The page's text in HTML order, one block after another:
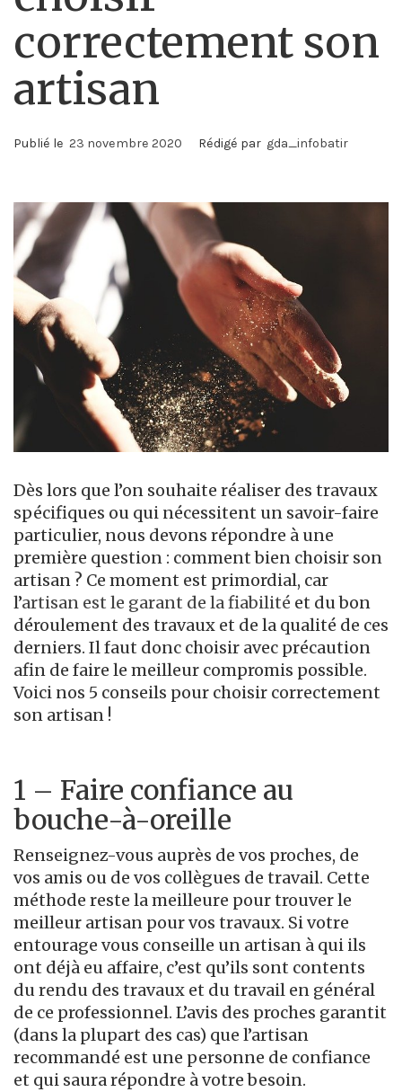
correctement son
artisan
Publié le 23 novembre 2020 Rédigé par gda_infobatir
Dès lors que l’on souhaite réaliser des travaux
spécifiques ou qui nécessitent un savoir-faire
particulier, nous devons répondre à une
première question : comment bien choisir son
artisan ? Ce moment est primordial, car
l’artisan est le garant de la fiabilité et du bon
déroulement des travaux et de la qualité de ces
derniers. Il faut donc choisir avec précaution
afin de faire le meilleur compromis possible.
Voici nos 5 conseils pour choisir correctement
son artisan !
1 – Faire confiance au
bouche-à-oreille
Renseignez-vous auprès de vos proches, de
vos amis ou de vos collègues de travail. Cette
méthode reste la meilleure pour trouver le
meilleur artisan pour vos travaux. Si votre
entourage vous conseille un artisan à qui ils
ont déjà eu affaire, c’est qu’ils sont contents
du rendu des travaux et du travail en général
de ce professionnel. L’avis des proches garantit
(dans la plupart des cas) que l’artisan
recommandé est une personne de confiance
et qui saura répondre à votre besoin.